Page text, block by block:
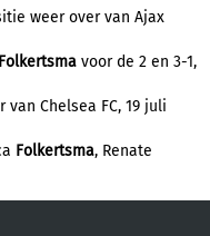
weer over van Ajax
Folkertsma voor de 2 en 3-1,
van Chelsea FC, 19 juli
Folkertsma, Renate